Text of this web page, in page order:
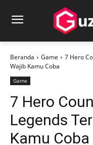
Beranda Game
7 Hero
Wajib Kamu Coba
Game
7 Hero
Legends
Kamu Coba